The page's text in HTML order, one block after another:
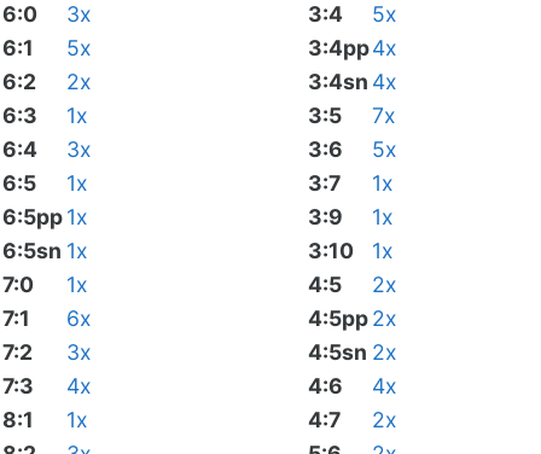
6:0
3x
6:1
5x
6:2
2x
6:3
1x
6:4
3x
6:5
1x
6:5pp1x
6:5sn 1x
7:0
1x
7:1
6x
7:2
3x
7:3
4x
8:1
1x
3:4
5x
3:4pp4x
3:4sn 4x
3:5
7x
3:6
5x
3:7
1x
3:9
1x
3:10
1x
4:5
2x
4:5pp2x
4:5sn 2x
4:6
4x
4:7
2x